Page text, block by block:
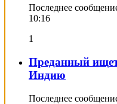
Последнее
10:16
1
Преданный
Индию
Последнее